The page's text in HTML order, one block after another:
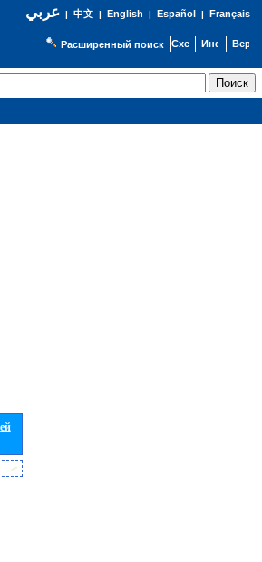
عربي| 中文| English | Español | Français
Расширенный поиск